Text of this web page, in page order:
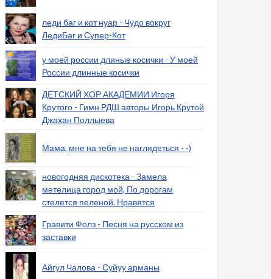
леди баг и кот нуар - Чудо вокруг
ЛедиБаг и Супер-Кот
у моей россии длиные косички - У моей
России длинные косички
ДЕТСКИЙ ХОР АКАДЕМИИ Игоря
Крутого - Гимн РДШ авторы Игорь Крутой
Джахан Поллыева
Мама, мне на тебя не наглядеться - -)
новогодняя дискотека - Замела
метелица город мой, По дорогам
стелется пеленой. Нравятся
Гравити Фолз - Песня на русском из
заставки
Айгул Чалова - Суйуу арманы